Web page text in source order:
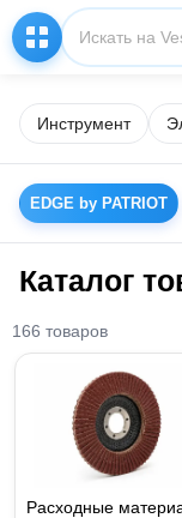
Инструмент
EDGE by PATRIOT
Каталог
166 товаров
Расходные